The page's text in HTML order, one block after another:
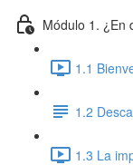
Módulo 1. ¿En
1.1
1.2
1.3 La